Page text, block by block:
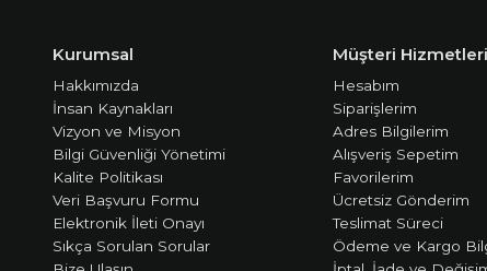
Kurumsal
Hakkımızda
İnsan Kaynakları
Vizyon ve Misyon
Bilgi Güvenliği Yönetimi
Kalite Politikası
Veri Başvuru Formu
Elektronik İleti Onayı
Sıkça Sorulan Sorular
Müşteri Hizmetleri
Hesabım
Siparişlerim
Adres Bilgilerim
Alışveriş Sepetim
Favorilerim
Ücretsiz Gönderim
Teslimat Süreci
Ödeme ve Kargo